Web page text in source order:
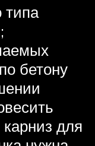
типа
бетону
карниз для